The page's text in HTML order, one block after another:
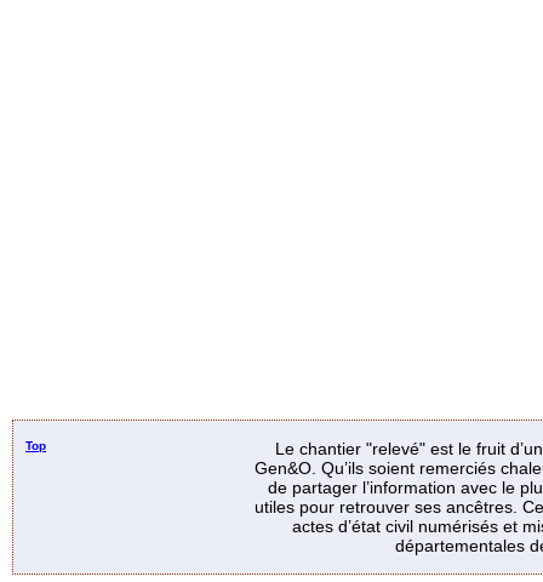
Top
Le chantier "relevé" est le fruit
Gen&O. Qu’ils soient remerciés
de partager l’information avec le
utiles pour retrouver ses ancêtres.
actes d’état civil numérisés et
départementales